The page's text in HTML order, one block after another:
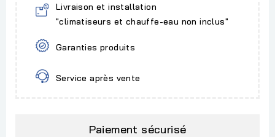
Livraison et installation
"climatiseurs et chauffe-eau non inclus"
Garanties produits
Service après vente
Paiement sécurisé